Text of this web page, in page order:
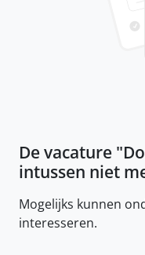
De vacature "
intussen niet
Mogelijks kunnen
interesseren.